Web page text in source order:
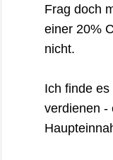
Frag doch
einer 20%
nicht.
Ich finde
verdienen -